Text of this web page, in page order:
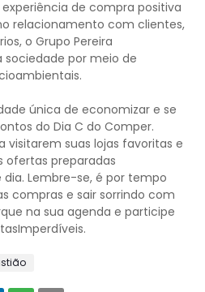
de compra positiva
relacionamento com clientes,
o Grupo Pereira
por meio de
única de economizar e se
do Dia C do Comper.
visitarem suas lojas favoritas e
ofertas preparadas
Lembre-se, é por tempo
compras e sair sorrindo com
na sua agenda e participe